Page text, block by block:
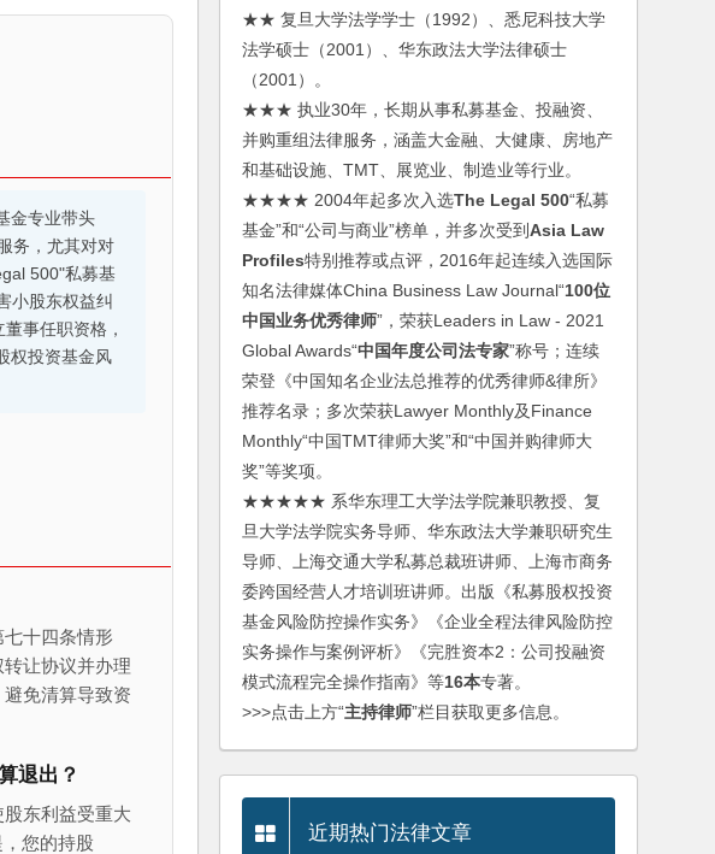
金专业带头
务，尤其对对
500"私募基
小股东权益纠
事任职资格，
权投资基金风
十四条情形
让协议并办理
免清算导致资
退出？
东利益受重大
您的持股
★★ 复旦大学法学学士（1992）、悉尼科技大学
法学硕士（2001）、华东政法大学法律硕士
（2001）。
★★★ 执业30年，长期从事私募基金、投融资、
并购重组法律服务，涵盖大金融、大健康、房地产
和基础设施、TMT、展览业、制造业等行业。
★★★★ 2004年起多次入选The Legal 500“私募
基金”和“公司与商业”榜单，并多次受到Asia Law
Profiles特别推荐或点评，2016年起连续入选国际
知名法律媒体China Business Law Journal“100位
中国业务优秀律师”，荣获Leaders in Law - 2021
Global Awards“中国年度公司法专家”称号；连续
荣登《中国知名企业法总推荐的优秀律师&律所》
推荐名录；多次荣获Lawyer Monthly及Finance
Monthly“中国TMT律师大奖”和“中国并购律师大
奖”等奖项。
★★★★★ 系华东理工大学法学院兼职教授、复
旦大学法学院实务导师、华东政法大学兼职研究生
导师、上海交通大学私募总裁班讲师、上海市商务
委跨国经营人才培训班讲师。出版《私募股权投资
基金风险防控操作实务》《企业全程法律风险防控
实务操作与案例评析》《完胜资本2：公司投融资
模式流程完全操作指南》等16本专著。
>>>点击上方“主持律师”栏目获取更多信息。
近期热门法律文章